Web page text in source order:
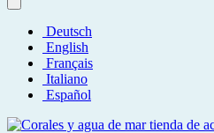
Deutsch
English
Français
Italiano
Español